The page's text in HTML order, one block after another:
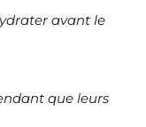
avant le
que leurs